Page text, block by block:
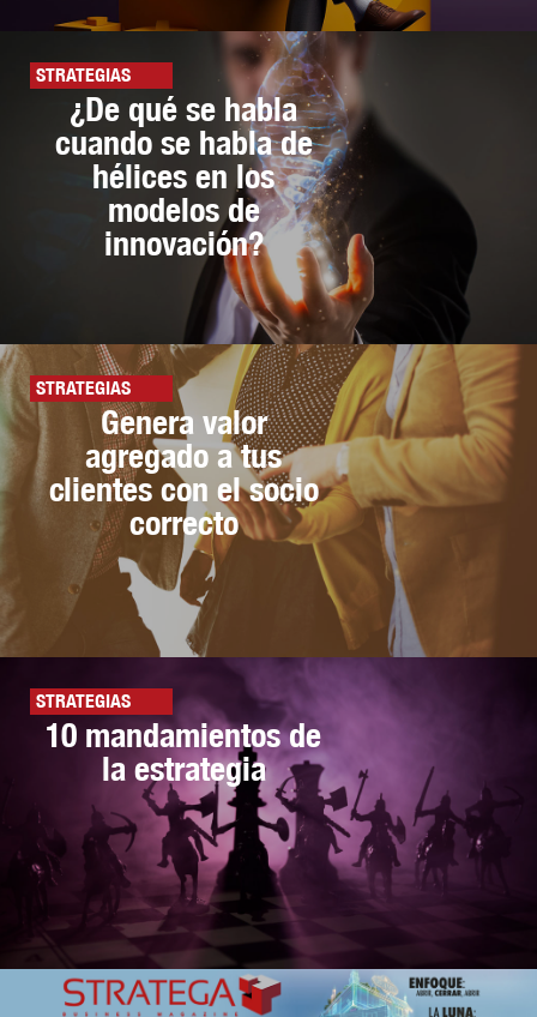
STRATEGIAS
¿De qué se habla
cuando se habla de
hélices en los
modelos de
innovación?
STRATEGIAS
Genera valor
agregado a tus
clientes con el socio
correcto
STRATEGIAS
10 mandamientos de
la estrategia